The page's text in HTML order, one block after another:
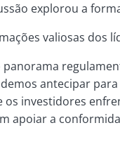
explorou a
valiosas dos
antecipar para
os investidores
apoiar a